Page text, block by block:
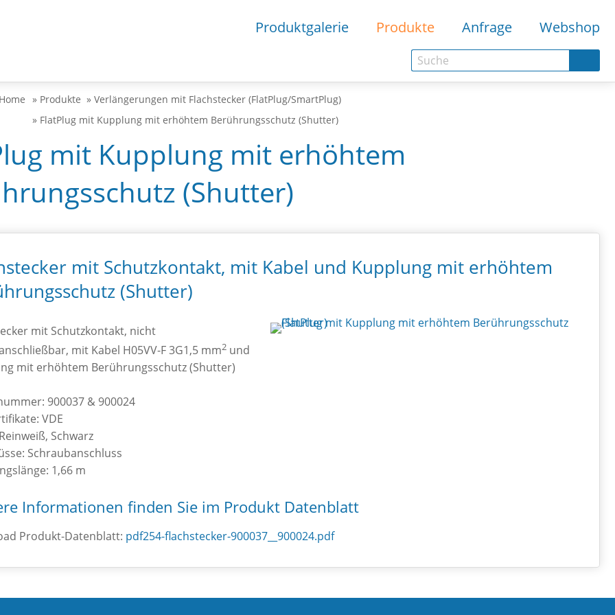
Produktgalerie Produkte Anfrage Webshop
» Produkte » Verlängerungen mit Flachstecker (FlatPlug/SmartPlug)
» FlatPlug mit Kupplung mit erhöhtem Berührungsschutz (Shutter)
mit Kupplung mit erhöhtem
(Shutter)
mit Schutzkontakt, mit Kabel und Kupplung mit erhöhtem
(Shutter)
mit Schutzkontakt, nicht
mit Kabel H05VV-F 3G1,5 mm2 und
mit erhöhtem Berührungsschutz (Shutter)
900037 & 900024
VDE
Schwarz
Schraubanschluss
1,66 m
Informationen finden Sie im Produkt Datenblatt
Produkt-Datenblatt: pdf254-flachstecker-900037__900024.pdf